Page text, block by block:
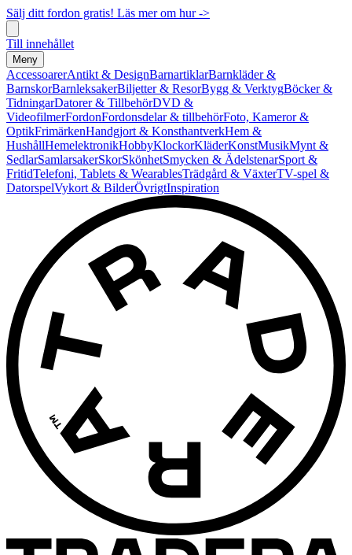
Sälj ditt fordon gratis! Läs mer om hur ->
Till innehållet
Meny
AccessoarerAntikt & DesignBarnartiklarBarnkläder &
BarnskorBarnleksakerBiljetter & ResorBygg & VerktygBöcker &
TidningarDatorer & TillbehörDVD &
VideofilmerFordonFordonsdelar & tillbehörFoto, Kameror &
OptikFrimärkenHandgjort & KonsthantverkHem &
HushållHemelektronikHobbyKlockorKläderKonstMusikMynt &
SedlarSamlarsakerSkorSkönhetSmycken & ÄdelstenarSport &
FritidTelefoni, Tablets & WearablesTrädgård & VäxterTV-spel &
DatorspelVykort & BilderÖvrigtInspiration